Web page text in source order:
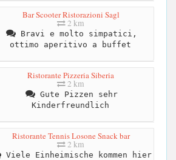
Bar Scooter Ristorazioni Sagl
2 km
Bravi e molto simpatici,
ottimo aperitivo a buffet
Ristorante Pizzeria Siberia
2 km
Gute Pizzen sehr
Kinderfreundlich
Ristorante Tennis Losone Snack bar
2 km
Viele Einheimische kommen hier